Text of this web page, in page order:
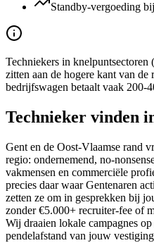
Standby-vergoeding
Techniekers in
zitten aan de hogere kant van de
bedrijfswagen betaalt vaak 200-
Technieker vinden
Gent en de Oost-Vlaamse rand
regio: ondernemend, no-
vakmensen en commerciële
precies daar waar Gentenaren
zetten ze om in gesprekken bij
zonder €5.000+ recruiter-fee of
Wij draaien lokale campagnes
pendelafstand van jouw